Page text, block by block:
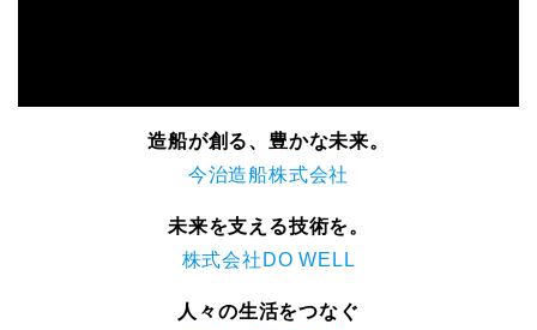
造船が創る、豊かな未来。
今治造船株式会社
未来を支える技術を。
株式会社DO WELL
人々の生活をつなぐ